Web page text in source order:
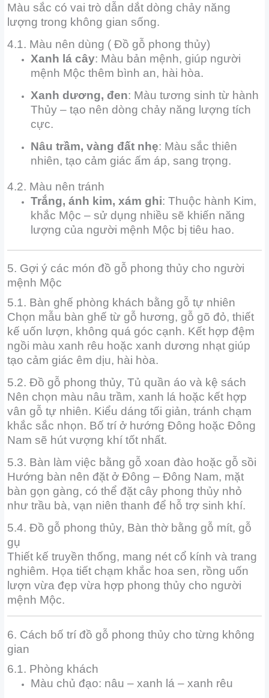
Màu sắc có vai trò dẫn dắt dòng chảy năng
lượng trong không gian sống.
4.1. Màu nên dùng ( Đồ gỗ phong thủy)
Xanh lá cây: Màu bản mệnh, giúp người
mệnh Mộc thêm bình an, hài hòa.
Xanh dương, đen: Màu tương sinh từ hành
Thủy – tạo nên dòng chảy năng lượng tích
cực.
Nâu trầm, vàng đất nhẹ: Màu sắc thiên
nhiên, tạo cảm giác ấm áp, sang trọng.
4.2. Màu nên tránh
Trắng, ánh kim, xám ghi: Thuộc hành Kim,
khắc Mộc – sử dụng nhiều sẽ khiến năng
lượng của người mệnh Mộc bị tiêu hao.
5. Gợi ý các món đồ gỗ phong thủy cho người
mệnh Mộc
5.1. Bàn ghế phòng khách bằng gỗ tự nhiên
Chọn mẫu bàn ghế từ gỗ hương, gỗ gõ đỏ, thiết
kế uốn lượn, không quá góc cạnh. Kết hợp đệm
ngồi màu xanh rêu hoặc xanh dương nhạt giúp
tạo cảm giác êm dịu, hài hòa.
5.2. Đồ gỗ phong thủy, Tủ quần áo và kệ sách
Nên chọn màu nâu trầm, xanh lá hoặc kết hợp
vân gỗ tự nhiên. Kiểu dáng tối giản, tránh chạm
khắc sắc nhọn. Bố trí ở hướng Đông hoặc Đông
Nam sẽ hút vượng khí tốt nhất.
5.3. Bàn làm việc bằng gỗ xoan đào hoặc gỗ sồi
Hướng bàn nên đặt ở Đông – Đông Nam, mặt
bàn gọn gàng, có thể đặt cây phong thủy nhỏ
như trầu bà, vạn niên thanh để hỗ trợ sinh khí.
5.4. Đồ gỗ phong thủy, Bàn thờ bằng gỗ mít, gỗ
gụ
Thiết kế truyền thống, mang nét cổ kính và trang
nghiêm. Họa tiết chạm khắc hoa sen, rồng uốn
lượn vừa đẹp vừa hợp phong thủy cho người
mệnh Mộc.
6. Cách bố trí đồ gỗ phong thủy cho từng không
gian
6.1. Phòng khách
Màu chủ đạo: nâu – xanh lá – xanh rêu